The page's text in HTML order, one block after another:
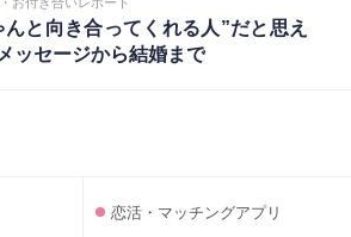
んと向き合ってくれる人”だと思え
ッセージから結婚まで
恋活・マッチングアプリ